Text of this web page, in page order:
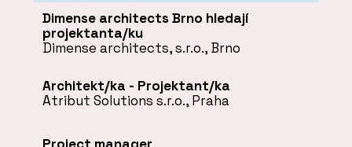
Dimense architects Brno hledají
projektanta/ku
Dimense architects, s.r.o., Brno
Architekt/ka - Projektant/ka
Atribut Solutions s.r.o., Praha